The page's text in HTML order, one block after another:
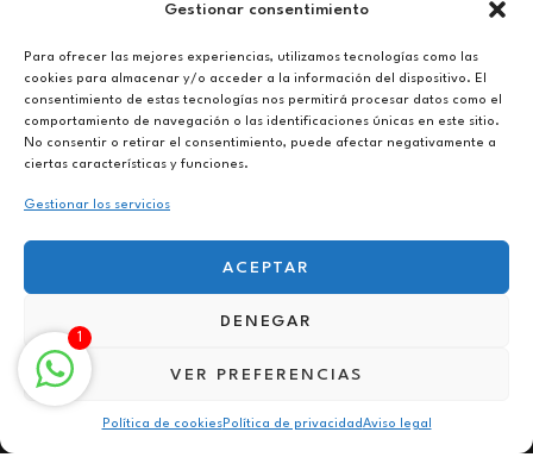
Gestionar consentimiento
Para ofrecer las mejores experiencias, utilizamos tecnologías como las
cookies para almacenar y/o acceder a la información del dispositivo. El
consentimiento de estas tecnologías nos permitirá procesar datos como el
comportamiento de navegación o las identificaciones únicas en este sitio.
No consentir o retirar el consentimiento, puede afectar negativamente a
ciertas características y funciones.
Gestionar los servicios
ACEPTAR
DENEGAR
VER PREFERENCIAS
Política de cookiesPolítica de privacidadAviso legal
De lunes a viernes de 10h a 20h
Aviso legal
Política de privacidad
Política de cookies
Terapia para la baja autoestima en Torrellas de Llobregat
1